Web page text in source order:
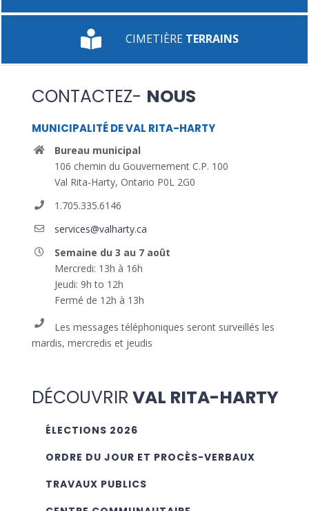
CIMETIÈRE TERRAINS
CONTACTEZ- NOUS
MUNICIPALITÉ DE VAL RITA-HARTY
Bureau municipal
106 chemin du Gouvernement C.P. 100
Val Rita-Harty, Ontario P0L 2G0
1.705.335.6146
services@valharty.ca
Semaine du 3 au 7 août
Mercredi: 13h à 16h
Jeudi: 9h to 12h
Fermé de 12h à 13h
Les messages téléphoniques seront surveillés les
mardis, mercredis et jeudis
DÉCOUVRIR VAL RITA-HARTY
ÉLECTIONS 2026
ORDRE DU JOUR ET PROCÈS-VERBAUX
TRAVAUX PUBLICS